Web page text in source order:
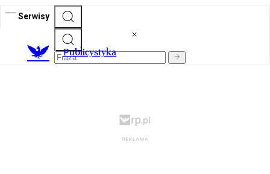
Serwisy
Publicystyka